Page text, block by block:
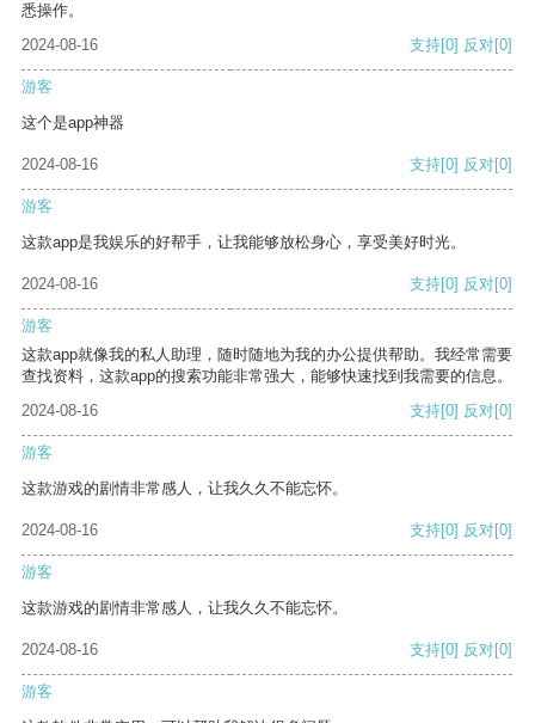
悉操作。
2024-08-16
支持[0] 反对[0]
游客
这个是app神器
2024-08-16 支持[0] 反对[0]
游客
这款app是我娱乐的好帮手，让我能够放松身心，享受美好时光。
2024-08-16 支持[0] 反对[0]
游客
这款app就像我的私人助理，随时随地为我的办公提供帮助。我经常需要
查找资料，这款app的搜索功能非常强大，能够快速找到我需要的信息。
2024-08-16
支持[0] 反对[0]
游客
这款游戏的剧情非常感人，让我久久不能忘怀。
2024-08-16 支持[0] 反对[0]
游客
这款游戏的剧情非常感人，让我久久不能忘怀。
2024-08-16 支持[0] 反对[0]
游客